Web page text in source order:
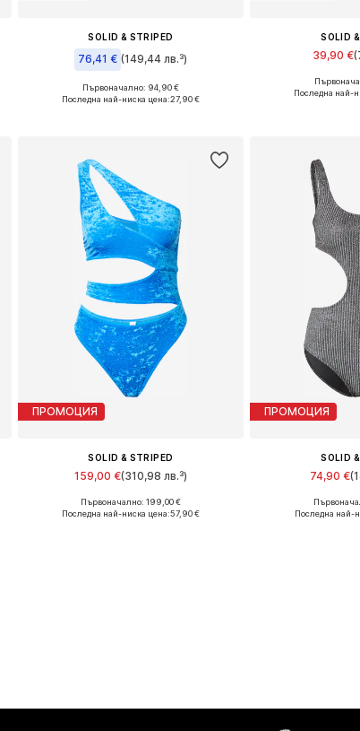
SOLID & STRIPED
76,41 € (149,44 лв.³)
Налични размери: 80
Първоначално: 94,90 €
Последна най-ниска цена:27,90 €
SOLID
39,90 €
Налични
Последна най-
ПРОМОЦИЯ
SOLID & STRIPED
159,00 €(310,98 лв.³)
Налични размери: M
Първоначално: 199,00 €
Последна най-ниска цена:57,90 €
ПРОМОЦИЯ
SOLID
74,90 €
Налични
Последна най-